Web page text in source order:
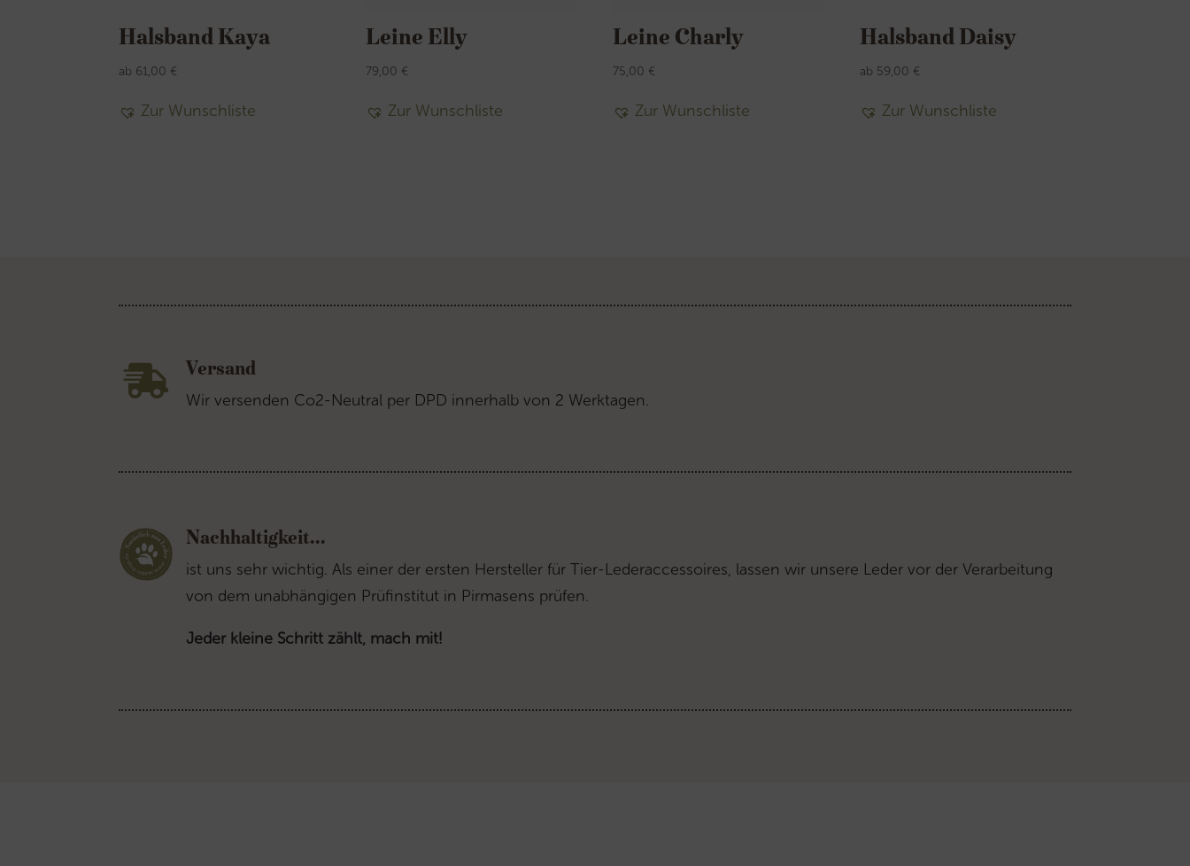
Halsband Kaya
ab 61,00 €
Zur Wunschliste
Leine Elly
79,00 €
Zur Wunschliste
Leine Charly
75,00 €
Zur Wunschliste
Halsband Daisy
ab 59,00 €
Zur Wunschliste
 Versand
Wir versenden Co2-Neutral per DPD innerhalb von 2 Werktagen.
Nachhaltigkeit...
ist uns sehr wichtig. Als einer der ersten Hersteller für Tier-Lederaccessoires, lassen wir unsere Leder vor der Verarbeitung
von dem unabhängigen Prüfinstitut in Pirmasens prüfen.
Jeder kleine Schritt zählt, mach mit!